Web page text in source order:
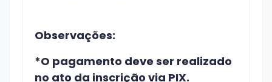
Observações:
*O pagamento deve ser realizado
no ato da inscrição via PIX.